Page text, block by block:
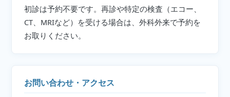
初診は予約不要です。再診や特定の検査（エコー、
CT、MRIなど）を受ける場合は、外科外来で予約を
お取りください。
お問い合わせ・アクセス